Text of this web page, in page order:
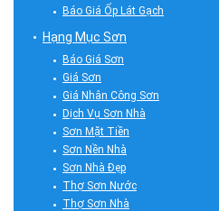
Báo Giá Ốp Lát Gạch
Hạng Mục Sơn
Báo Giá Sơn
Giá Sơn
Giá Nhân Công Sơn
Dịch Vụ Sơn Nhà
Sơn Mặt Tiền
Sơn Nền Nhà
Sơn Nhà Đẹp
Thợ Sơn Nước
Thợ Sơn Nhà